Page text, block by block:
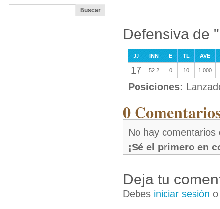
Defensiva de
JJ INN E TL AVE
17 52.2 0 10 1.000
Posiciones:
0
No hay comentarios
¡Sé el primero en
Deja tu
Debes iniciar sesión